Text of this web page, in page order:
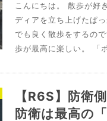
こんにちは。 散歩が好
ディアを立ち上げたぱ
でも良く散歩をするの
歩が最高に楽しい。 「
【R6S】防衛
防衛は最高の